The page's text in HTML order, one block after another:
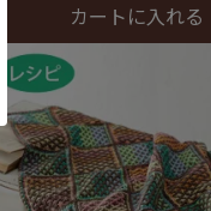
カートに入れる